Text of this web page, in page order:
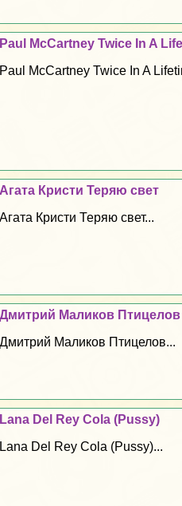
Paul McCartney Twice In A
Paul McCartney Twice In A
Агата Кристи Теряю свет
Агата Кристи Теряю свет...
Дмитрий Маликов Птицелов
Дмитрий Маликов Птицелов...
Lana Del Rey Cola (Pussy)
Lana Del Rey Cola (Pussy)...